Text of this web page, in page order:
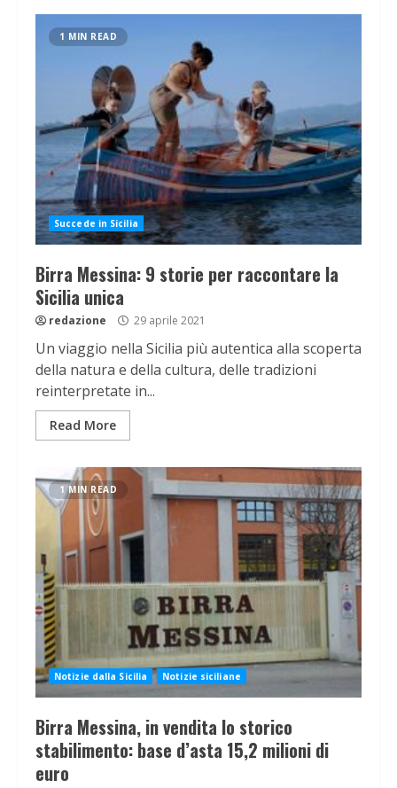
1 MIN READ
Succede in Sicilia
Birra Messina: 9 storie per raccontare la
Sicilia unica
redazione 29 aprile 2021
Un viaggio nella Sicilia più autentica alla scoperta
della natura e della cultura, delle tradizioni
reinterpretate in...
Read More
1 MIN READ
Notizie dalla Sicilia Notizie siciliane
Birra Messina, in vendita lo storico
stabilimento: base d’asta 15,2 milioni di
euro